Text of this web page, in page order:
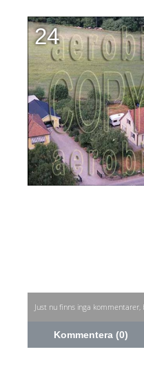
24
Just nu finns inga
Kommentera (0)